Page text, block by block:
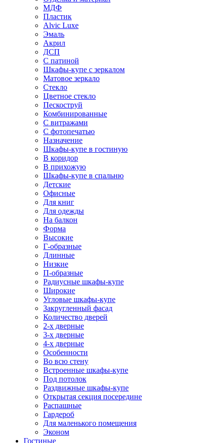
МДФ
Пластик
Alvic Luxe
Эмаль
Акрил
ДСП
С патиной
Шкафы-купе с зеркалом
Матовое зеркало
Стекло
Цветное стекло
Пескоструй
Комбинированные
С витражами
С фотопечатью
Назначение
Шкафы-купе в гостиную
В коридор
В прихожую
Шкафы-купе в спальню
Детские
Офисные
Для книг
Для одежды
На балкон
Форма
Высокие
Г-образные
Длинные
Низкие
П-образные
Радиусные шкафы-купе
Широкие
Угловые шкафы-купе
Закругленный фасад
Количество дверей
2-х дверные
3-х дверные
4-х дверные
Особенности
Во всю стену
Встроенные шкафы-купе
Под потолок
Раздвижные шкафы-купе
Открытая секция посередине
Распашные
Гардероб
Для маленького помещения
Эконом
Гостиные